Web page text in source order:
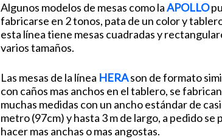
Algunos modelos de mesas como laAPOLLO
fabricarse en 2 tonos, pata de un color y
esta línea tiene mesas cuadradas y
varios tamaños.
Las mesas de la línea HERAson de formato
con caños mas anchos en el tablero, se
muchas medidas con un ancho estándar de
metro (97cm) y hasta 3 m de largo, a pedido se
hacer mas anchas o mas angostas.